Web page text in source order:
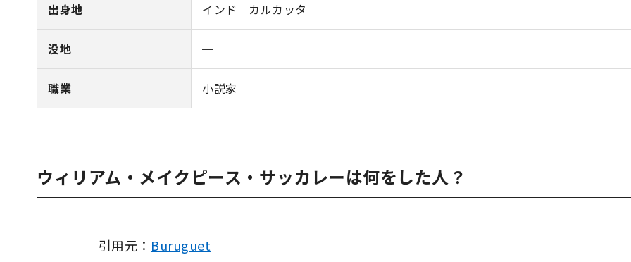
出身地 インド カルカッタ
没地 ━
職業 小説家
ウィリアム・メイクピース・サッカレーは何をした人？
引用元： Buruguet